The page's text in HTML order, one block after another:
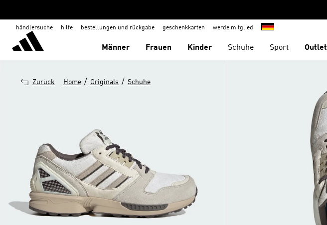
händlersuche hilfe bestellungen und rückgabe geschenkkarten werde mitglied
Männer Frauen Kinder Schuhe Sport Outlet
Zurück Home / Originals / Schuhe